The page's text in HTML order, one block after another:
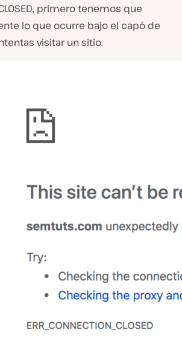
primero tenemos que
lo que ocurre bajo el capó de
visitar un sitio.